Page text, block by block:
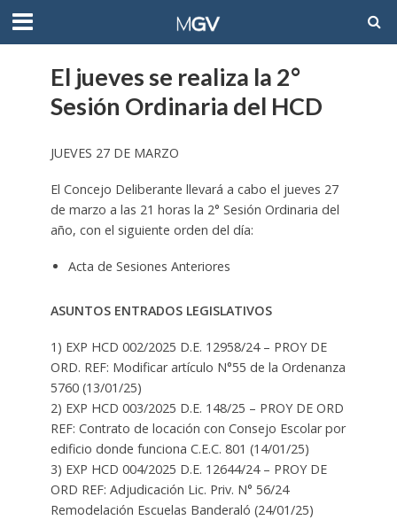
El jueves se realiza la 2°
Sesión Ordinaria del HCD
JUEVES 27 DE MARZO
El Concejo Deliberante llevará a cabo el jueves 27
de marzo a las 21 horas la 2° Sesión Ordinaria del
año, con el siguiente orden del día:
Acta de Sesiones Anteriores
ASUNTOS ENTRADOS LEGISLATIVOS
1) EXP HCD 002/2025 D.E. 12958/24 – PROY DE
ORD. REF: Modificar artículo N°55 de la Ordenanza
5760 (13/01/25)
2) EXP HCD 003/2025 D.E. 148/25 – PROY DE ORD
REF: Contrato de locación con Consejo Escolar por
edificio donde funciona C.E.C. 801 (14/01/25)
3) EXP HCD 004/2025 D.E. 12644/24 – PROY DE
ORD REF: Adjudicación Lic. Priv. N° 56/24
Remodelación Escuelas Banderaló (24/01/25)